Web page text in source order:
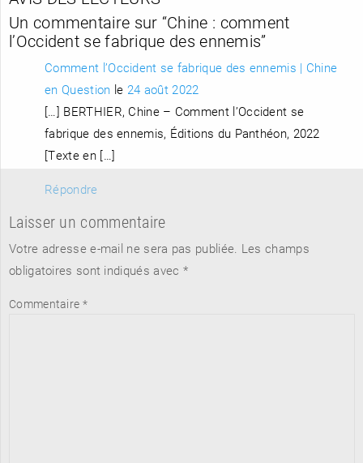
Un commentaire sur “Chine : comment
l’Occident se fabrique des ennemis”
Comment l’Occident se fabrique des ennemis | Chine
en Question le 24 août 2022
[…] BERTHIER, Chine – Comment l’Occident se
fabrique des ennemis, Éditions du Panthéon, 2022
[Texte en […]
Répondre
Laisser un commentaire
Votre adresse e-mail ne sera pas publiée. Les champs
obligatoires sont indiqués avec *
Commentaire *